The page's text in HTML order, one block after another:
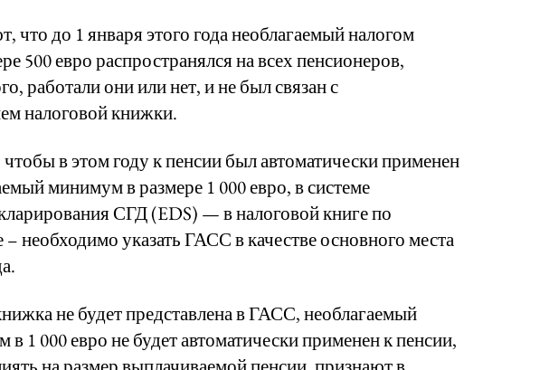
до 1 января этого года необлагаемый налогом
500 евро распространялся на всех пенсионеров,
работали они или нет, и не был связан с
налоговой книжки.
в этом году к пенсии был автоматически применен
минимум в размере 1 000 евро, в системе
СГД (EDS) — в налоговой книге по
– необходимо указать ГАСС в качестве основного места
не будет представлена в ГАСС, необлагаемый
1 000 евро не будет автоматически применен к пенсии,